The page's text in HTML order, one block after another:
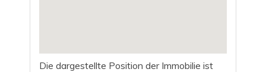
Die dargestellte Position der Immobilie ist